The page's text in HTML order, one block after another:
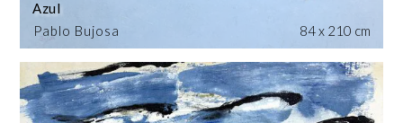
Pablo Bujosa
Azul
84 x 210 cm